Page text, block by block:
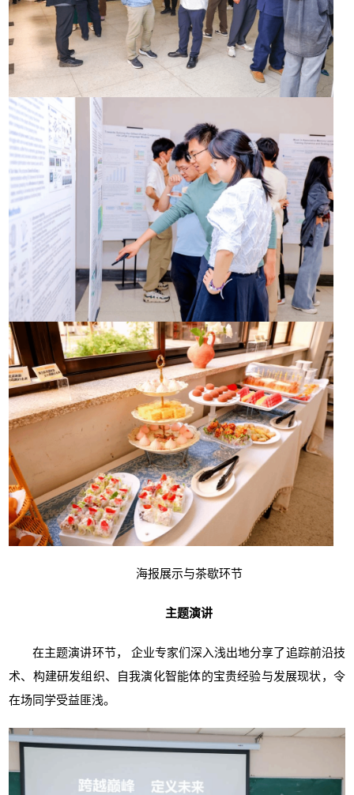
海报展示与茶歇环节
主题演讲
在主题演讲环节， 企业专家们深入浅出地分享了追踪前沿技
术、构建研发组织、自我演化智能体的宝贵经验与发展现状，令
在场同学受益匪浅。